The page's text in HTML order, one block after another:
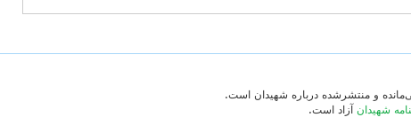
و منتشرشده درباره شهیدان است.
شهیدان آزاد است.